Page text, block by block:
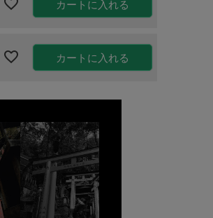
カートに入れる
カートに入れる